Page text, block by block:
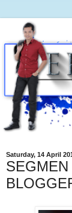
Saturday, 14 April